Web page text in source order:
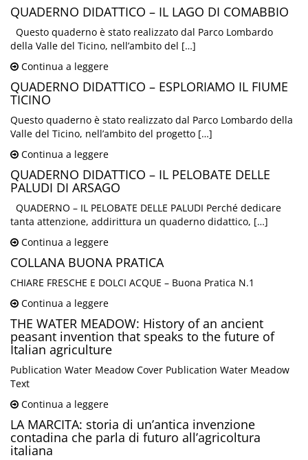
QUADERNO DIDATTICO – IL LAGO DI COMABBIO
Questo quaderno è stato realizzato dal Parco Lombardo
della Valle del Ticino, nell’ambito del […]
Continua a leggere
QUADERNO DIDATTICO – ESPLORIAMO IL FIUME
TICINO
Questo quaderno è stato realizzato dal Parco Lombardo della
Valle del Ticino, nell’ambito del progetto […]
Continua a leggere
QUADERNO DIDATTICO – IL PELOBATE DELLE
PALUDI DI ARSAGO
QUADERNO – IL PELOBATE DELLE PALUDI Perché dedicare
tanta attenzione, addirittura un quaderno didattico, […]
Continua a leggere
COLLANA BUONA PRATICA
CHIARE FRESCHE E DOLCI ACQUE – Buona Pratica N.1
Continua a leggere
THE WATER MEADOW: History of an ancient
peasant invention that speaks to the future of
Italian agriculture
Publication Water Meadow Cover Publication Water Meadow
Text
Continua a leggere
LA MARCITA: storia di un’antica invenzione
contadina che parla di futuro all’agricoltura
italiana